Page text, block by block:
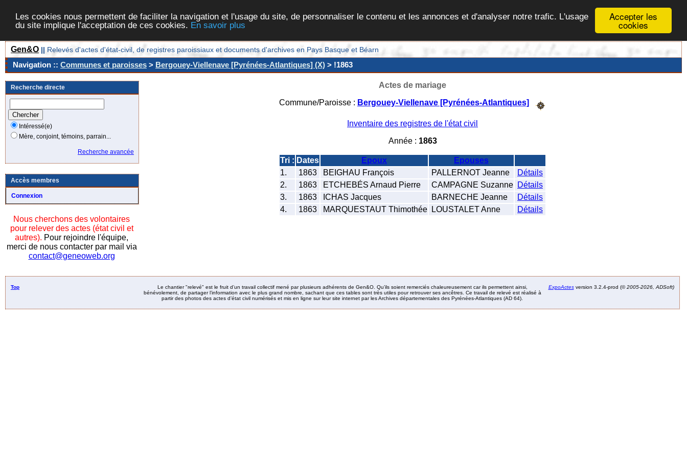
Accepter les
cookies
Les cookies nous permettent de faciliter la navigation et l'usage du site, de personnaliser le contenu et les annonces et d'analyser notre trafic. L'usage
du site implique l'acceptation de ces cookies. En savoir plus
Gen&O || Relevés d'actes d'état-civil, de registres paroissiaux et documents d'archives en Pays Basque et Béarn
Navigation :: Communes et paroisses > Bergouey-Viellenave [Pyrénées-Atlantiques] (X) > !1863
Recherche directe
Intéressé(e)
Mère, conjoint, témoins, parrain...
Recherche avancée
Accès membres
Connexion
Nous cherchons des volontaires
pour relever des actes (état civil et
autres). Pour rejoindre l'équipe,
merci de nous contacter par mail via
contact@geneoweb.org
Actes de mariage
Commune/Paroisse : Bergouey-Viellenave [Pyrénées-Atlantiques]
Inventaire des registres de l'état civil
Année : 1863
Tri : Dates Epoux
Epouses
1.
1863 BEIGHAU François PALLERNOT Jeanne
Détails
2.
1863 ETCHEBÉS Arnaud Pierre CAMPAGNE Suzanne Détails
3.
1863 ICHAS Jacques BARNECHE Jeanne
Détails
4.
1863 MARQUESTAUT Thimothée LOUSTALET Anne Détails
Top
Le chantier "relevé" est le fruit d’un travail collectif mené par plusieurs adhérents de Gen&O. Qu’ils soient remerciés chaleureusement car ils permettent ainsi,
bénévolement, de partager l’information avec le plus grand nombre, sachant que ces tables sont très utiles pour retrouver ses ancêtres. Ce travail de relevé est réalisé à
partir des photos des actes d’état civil numérisés et mis en ligne sur leur site internet par les Archives départementales des Pyrénées-Atlantiques (AD 64).
ExpoActesversion 3.2.4-prod (©2005-2026, ADSoft)